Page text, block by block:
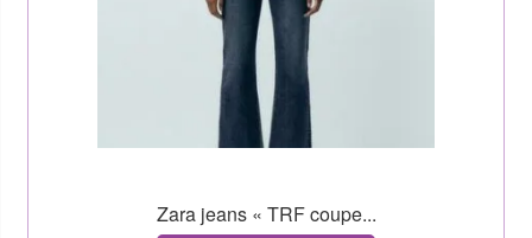
Zara jeans « TRF coupe...